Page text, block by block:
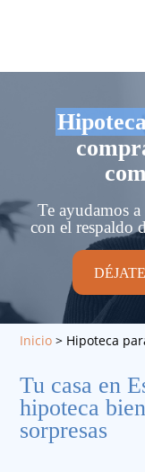
Te ayudamos
con el respaldo
Inicio > Hipoteca
Tu casa en
hipoteca
sorpresas